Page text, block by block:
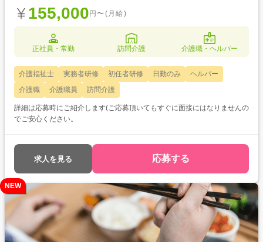
155,000 円〜(月給)
正社員・常勤 訪問介護 介護職・ヘルパー
介護福祉士 実務者研修 初任者研修 日勤のみ
ヘルパー
介護職
介護職員 訪問介護
詳細は応募時にご紹介します(ご応募頂いてもすぐに面接にはなりませんの
でご安心ください。
求人を見る 応募する
NEW